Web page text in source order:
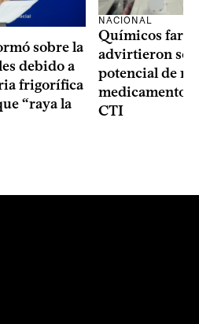
sobre la
debido a
frigorífica
“raya la
NACIONAL
Químicos
advirtieron
potencial de
medicamentos
CTI